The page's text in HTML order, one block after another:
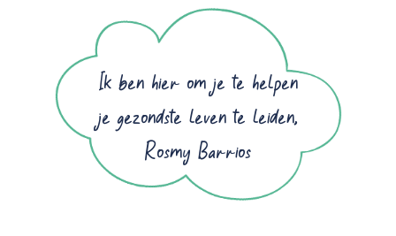
Ik ben hier om je te helpen
je gezondste leven te leiden,
Rosmy Barrios